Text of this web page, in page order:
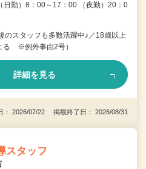
日勤）8：00～17：00 （夜勤）20：0
のスタッフも多数活躍中♪／18歳以上
る ※例外事由2号）
詳細を見る
： 2026/07/22 掲載終了日： 2026/08/31
スタッフ